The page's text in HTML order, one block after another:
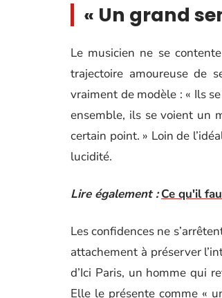
« Un grand
Le musicien ne se
trajectoire amoureuse de
vraiment de modèle : « Ils
ensemble, ils se voient un
certain point. » Loin de
lucidité.
Lire également : Ce qu'il
Les confidences ne
attachement à préserver
d’Ici Paris, un homme qui
Elle le présente comme «